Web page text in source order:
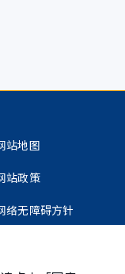
站地图
站政策
络无障碍方针